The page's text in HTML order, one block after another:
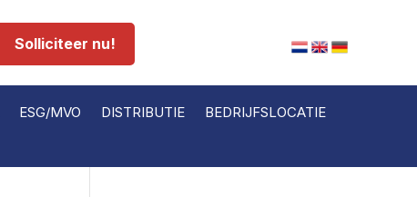
Solliciteer nu!
ESG/MVO DISTRIBUTIE
BEDRIJFSLOCATIE